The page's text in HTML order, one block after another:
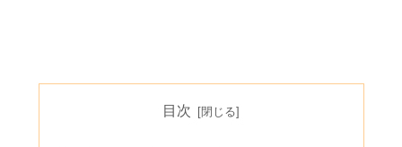
目次